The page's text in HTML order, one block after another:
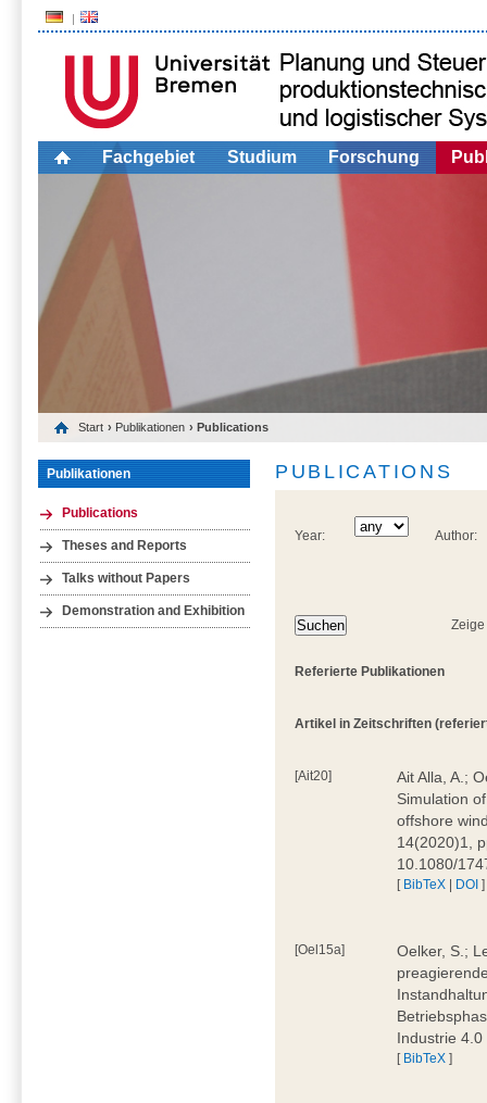
Fachgebiet Studium Forschung
Start › Publikationen › Publications
Publikationen
Publications
Theses and Reports
Talks without Papers
Demonstration and Exhibition
PUBLICATIONS
Year: Author:
Referierte Publikationen
Artikel in Zeitschriften
[Ait20]
Ait Alla, A.;
Simulation
offshore
14(2020)1,
10.1080/
[ BibTeX | DOI ]
[Oel15a]
Oelker, S.;
Industrie
[ BibTeX ]